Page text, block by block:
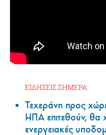
ΕΙΔΗΣΕΙΣ ΣΗΜΕΡΑ:
Τεχεράνη προς
ΗΠΑ επιτεθούν, θα
ενεργειακές